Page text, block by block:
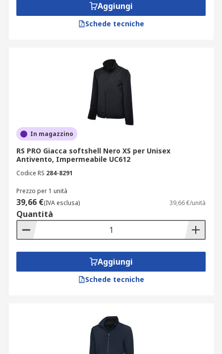
Aggiungi
Schede tecniche
In magazzino
RS PRO Giacca softshell Nero XS per Unisex
Antivento, Impermeabile UC612
Codice RS 284-8291
Prezzo per 1 unità
39,66 €(IVA esclusa) 39,66 €/unità
Quantità
Aggiungi
Schede tecniche